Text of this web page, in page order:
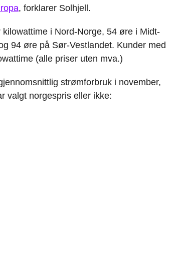
, forklarer Solhjell.
i Nord-Norge, 54 øre i Midt-
94 øre på Sør-Vestlandet. Kunder med
(alle priser uten mva.)
strømforbruk i november,
valgt norgespris eller ikke: